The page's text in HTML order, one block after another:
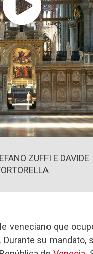
ZUFFI E DAVIDE
veneciano que
su